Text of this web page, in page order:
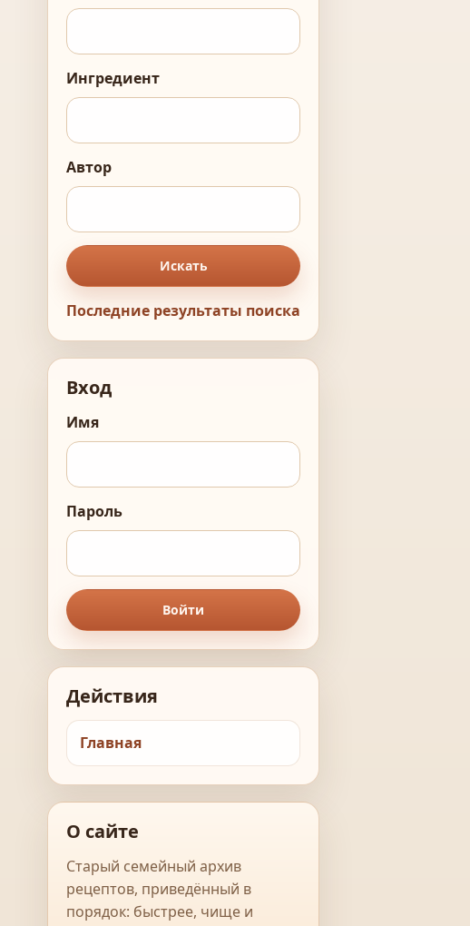
Ингредиент
Автор
Искать
Последние результаты поиска
Вход
Имя
Пароль
Войти
Действия
Главная
О сайте
Старый семейный архив
рецептов, приведённый в
порядок: быстрее, чище и